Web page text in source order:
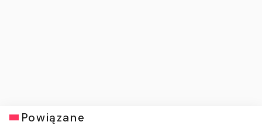
Powiązane